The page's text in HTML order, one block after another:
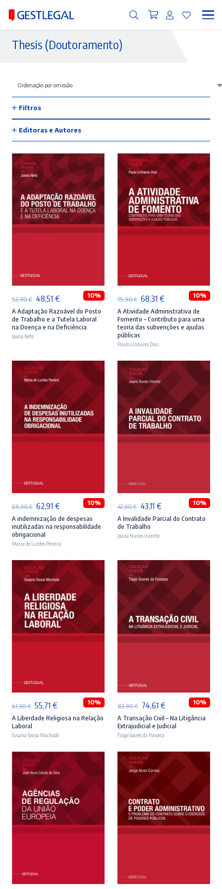
Thesis (Doutoramento)
Filtros
Editoras e Autores
53,90€ O
preço
original
48,51 €O
preço
atual
10%
A Adaptação Razoável do Posto
de Trabalho e a Tutela Laboral
na Doença e na Deficiência
Joana Neto
75,90€ O
preço
original
68,31 €O
preço
atual
10%
A Atividade Administrativa de
Fomento – Contributo para uma
teoria das subvenções e ajudas
públicas
Paulo Linhares Dias
69,90€ O
preço
original
era:
69,90 €.
62,91 €O
preço
atual
é:
62,91 €.
10%
A indemnização de despesas
inutilizadas na responsabilidade
obrigacional
Maria de Lurdes Pereira
47,90€ O
preço
original
47,90 €.
43,11 €O
preço
43,11 €.
10%
A Invalidade Parcial do Contrato
de Trabalho
Joana Nunes Vicente
61,90€ O
preço
original
61,90 €.
55,71 €O
preço
atual
10%
A Liberdade Religiosa na Relação
Laboral
Susana Sousa Machado
82,90€ O
preço
original
82,90 €.
74,61 €O
preço
atual
74,61 €.
10%
A Transação Civil – Na Litigância
Extrajudicial e Judicial
Tiago Soares da Fonseca